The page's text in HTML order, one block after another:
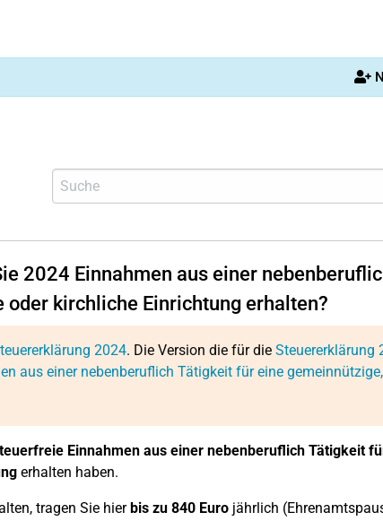
2024 Einnahmen aus einer
kirchliche Einrichtung erhalten?
2024. Die Version die für die Steuererklärung
aus einer nebenberuflich Tätigkeit für eine
Einnahmen aus einer nebenberuflich Tätigkeit
erhalten haben.
tragen Sie hierbis zu 840 Euro jährlich